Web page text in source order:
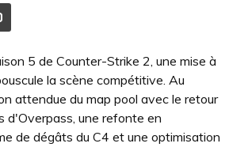
ACCÉDER AUX
COMMENTAIRES
5 de Counter-Strike 2, une mise à
la scène compétitive. Au
attendue du map pool avec le retour
d'Overpass, une refonte en
de dégâts du C4 et une optimisation